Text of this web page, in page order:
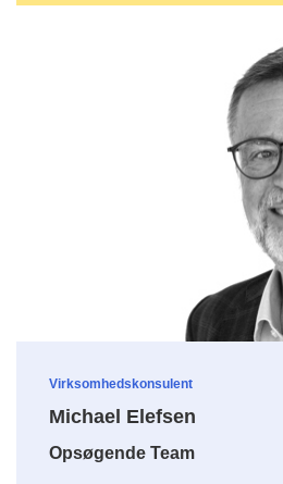
Virksomhedskonsulent
Michael Elefsen
Opsøgende Team